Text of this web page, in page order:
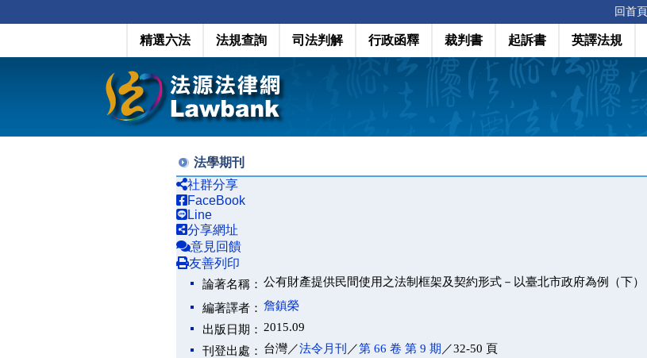
回首頁
精選六法 法規查詢 司法判解 行政函釋 裁判書 起訴書 英譯法規
法學期刊
社群分享
FaceBook
Line
分享網址
意見回饋
友善列印
論著名稱： 公有財產提供民間使用之法制框架及契約形式－以臺北市政府為例（下）
編著譯者： 詹鎮榮
出版日期： 2015.09
刊登出處： 台灣／法令月刊 ／第 66 卷 第 9 期 ／32-50 頁